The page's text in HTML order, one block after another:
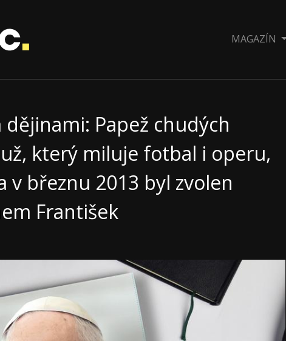
MAGAZÍN
Papež chudých
který miluje fotbal i operu,
v březnu 2013 byl zvolen
František